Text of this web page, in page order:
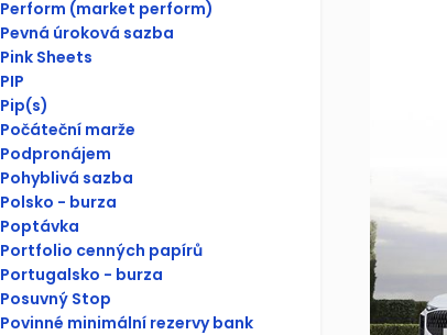
Perform (market perform)
Pevná úroková sazba
Pink Sheets
PIP
Pip(s)
Počáteční marže
Podpronájem
Pohyblivá sazba
Polsko - burza
Poptávka
Portfolio cenných papírů
Portugalsko - burza
Posuvný Stop
Povinné minimální rezervy bank